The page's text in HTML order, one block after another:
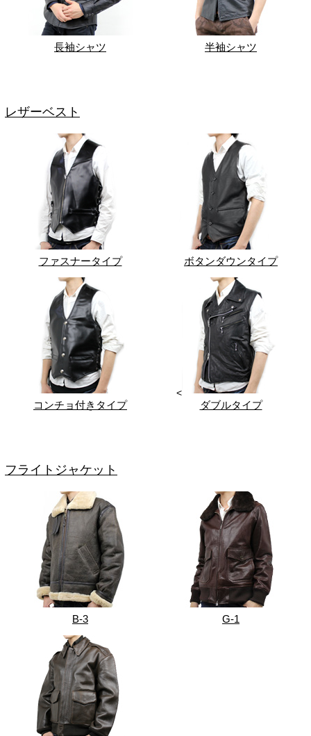
長袖シャツ 半袖シャツ
レザーベスト
ファスナータイプ ボタンダウンタイプ
コンチョ付きタイプ
<
ダブルタイプ
フライトジャケット
B-3 G-1